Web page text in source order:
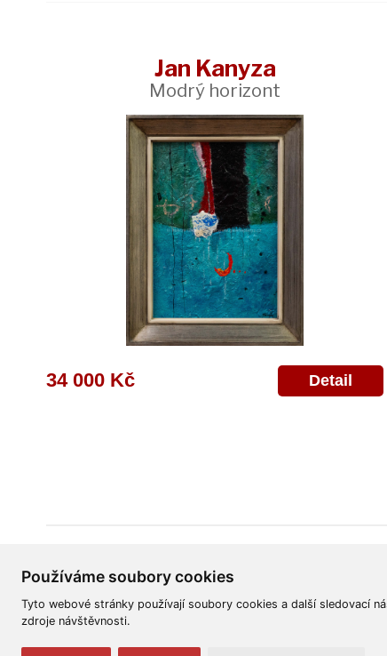
Používáme soubory cookies
Tyto webové stránky používají soubory cookies a další sledovací
zdroje návštěvnosti.
Jan Kanyza
Modrý horizont
34 000 Kč Detail